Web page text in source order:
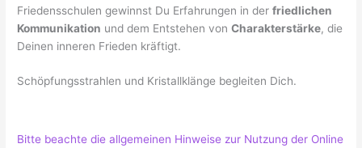
Friedensschulen gewinnst Du Erfahrungen in derfriedlichen
Kommunikation und dem Entstehen vonCharakterstärke, die
Deinen inneren Frieden kräftigt.
Schöpfungsstrahlen und Kristallklänge begleiten Dich.
Bitte beachte die allgemeinen Hinweise zur Nutzung der Online